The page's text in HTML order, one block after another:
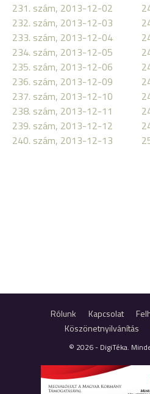
231. szám, 2013-12-02
232. szám, 2013-12-03
233. szám, 2013-12-04
234. szám, 2013-12-05
235. szám, 2013-12-06
236. szám, 2013-12-09
237. szám, 2013-12-10
238. szám, 2013-12-11
239. szám, 2013-12-12
240. szám, 2013-12-13
Rólunk Kapcsolat
Köszönetnyilvánítás
© 2026 - DigiTéka.